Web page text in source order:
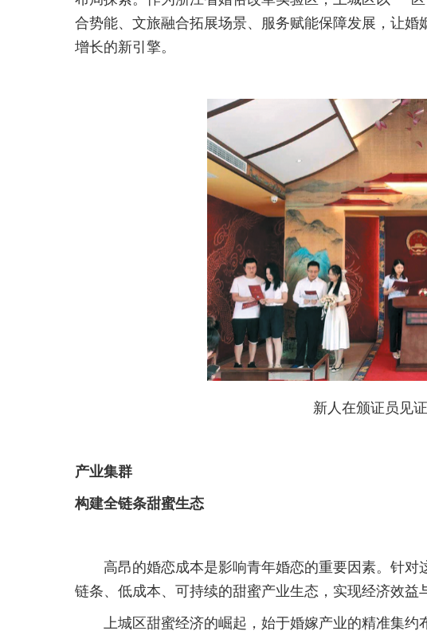
合势能、文旅融合拓展场景、服务赋能保障发展，让
增长的新引擎。
新人在颁证员见
产业集群
构建全链条甜蜜生态
高昂的婚恋成本是影响青年婚恋的重要因素。针
链条、低成本、可持续的甜蜜产业生态，实现经济效益
上城区甜蜜经济的崛起，始于婚嫁产业的精准集约